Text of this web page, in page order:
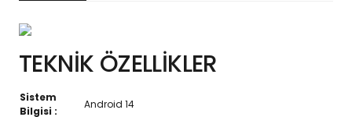
TEKNİK ÖZELLİKLER
Sistem
Bilgisi :
Android 14